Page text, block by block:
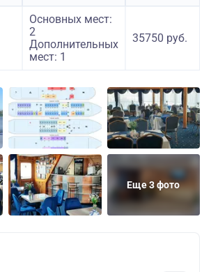
Основных мест:
2
Дополнительных
мест: 1
35750 руб.
Еще 3 фото